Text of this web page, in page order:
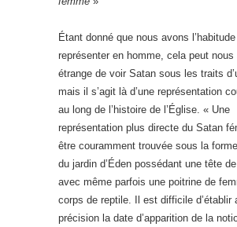
Étant donné que nous avons
représenter en homme, cela peut nous
étrange de voir Satan sous les traits
mais il s’agit là d’une représentation
au long de l’histoire de l’Église. « Une
représentation plus directe du Satan
être couramment trouvée sous la
du jardin d’Éden possédant une tête
avec même parfois une poitrine de
corps de reptile. Il est difficile d’établir
précision la date d’apparition de la